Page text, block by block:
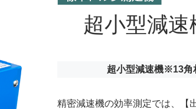
超小型減
超小型減速機※13角
精密減速機の効率測定では、【